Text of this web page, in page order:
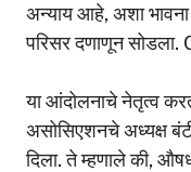
अन्याय आहे, अशा
परिसर दणाणून
या आंदोलनाचे नेतृत्व
असोसिएशनचे अध्यक्ष
दिला. ते म्हणाले की, औषध